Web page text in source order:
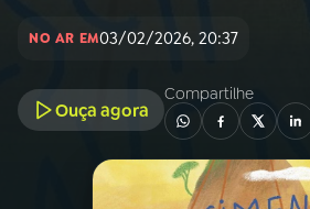
02A RÁDIO
03PROGRAMAÇÃO
PROGRAMAS
NO AR EM03/02/2026, 20:37
Ouça agora
Compartilhe